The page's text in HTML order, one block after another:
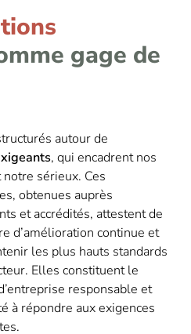
gage de
autour de
, qui encadrent nos
sérieux. Ces
obtenues auprès
et accrédités, attestent de
d’amélioration continue et
les plus hauts standards
Elles constituent le
responsable et
à répondre aux exigences